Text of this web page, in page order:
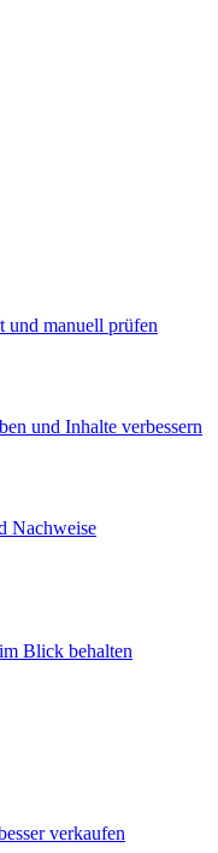
und manuell prüfen
und Inhalte verbessern
Nachweise
Blick behalten
verkaufen